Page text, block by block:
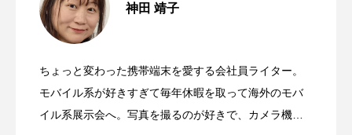
神田 靖子
ちょっと変わった携帯端末を愛する会社員ライター。
モバイル系が好きすぎて毎年休暇を取って海外のモバ
イル系展示会へ。写真を撮るのが好きで、カメラ機能
プレイが外れてイヤホンとウォッチに！
2026.03.16
ンの姿を見た！三つ折りスマホの最新機
2026.03.05 【おもしろスマホ】神田靖子のMWCレポ